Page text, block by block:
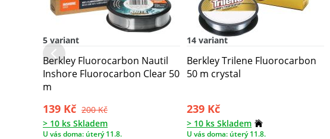
5 variant
Berkley Fluorocarbon Nautil
Inshore Fluorocarbon Clear 50
m
139 Kč 200 Kč
> 10 ks Skladem
U vás doma: úterý 11.8.
14 variant
Berkley Trilene Fluorocarbon
50 m crystal
239 Kč
> 10 ks Skladem
U vás doma: úterý 11.8.